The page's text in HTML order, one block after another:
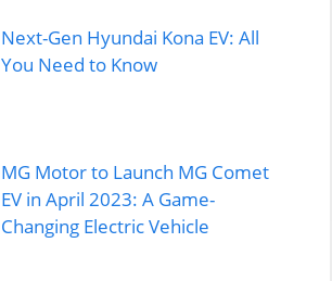
Next-Gen Hyundai Kona EV: All
You Need to Know
MG Motor to Launch MG Comet
EV in April 2023: A Game-
Changing Electric Vehicle